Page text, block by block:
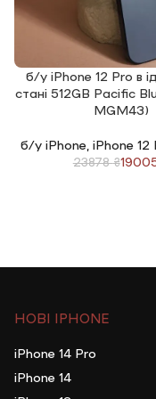
ЧИТАТИ ДАЛІ
б/у iPhone 12 Pro в
стані 512GB Pacific
MGM43)
б/у iPhone ,iPhone 12
23878₴
НОВІ IPHONE
iPhone 14 Pro
iPhone 14